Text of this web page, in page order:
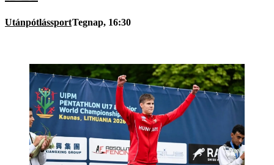
UtánpótlássportTegnap, 16:30